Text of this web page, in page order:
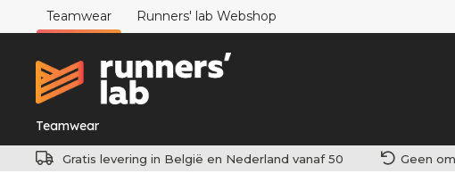
Teamwear Runners' lab Webshop
Teamwear
Gratis levering in België en Nederland vanaf 50 Geen